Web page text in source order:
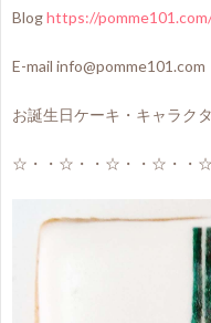
Bloghttps://
E-mail info@pomme101.com
お誕生日ケーキ・キャラク
☆・・☆・・☆・・☆・・